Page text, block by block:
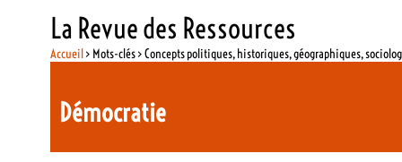
La Revue des Ressources
Accueil> Mots-clés > Concepts politiques, historiques, géographiques,
Démocratie